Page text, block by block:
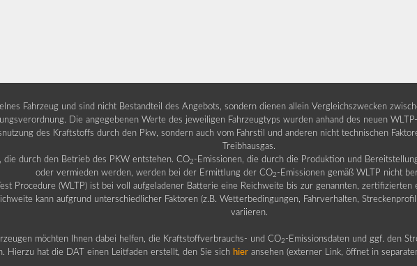
Fahrzeug und sind nicht Bestandteil des Angebots, sondern dienen allein Vergleichszwecken
Die angegebenen Werte des jeweiligen Fahrzeugtyps wurden anhand des neuen
des Kraftstoffs durch den Pkw, sondern auch vom Fahrstil und anderen nicht technischen
Treibhausgas.
die durch den Betrieb des PKW entstehen. CO2 -Emissionen, die durch die Produktion und
oder vermieden werden, werden bei der Ermittlung der CO2 -Emissionen gemäß WLTP nicht
Procedure (WLTP) ist bei voll aufgeladener Batterie eine Reichweite bis zur genannten,
kann aufgrund unterschiedlicher Faktoren (z.B. Wetterbedingungen, Fahrverhalten,
variieren.
möchten Ihnen dabei helfen, die Kraftstoffverbrauchs- und CO2 -Emissionsdaten und ggf. den
Hierzu hat die DAT einen Leitfaden erstellt, den Sie sich hier ansehen (externer Link, öffnet in